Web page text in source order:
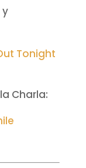
y
Tonight
Charla: